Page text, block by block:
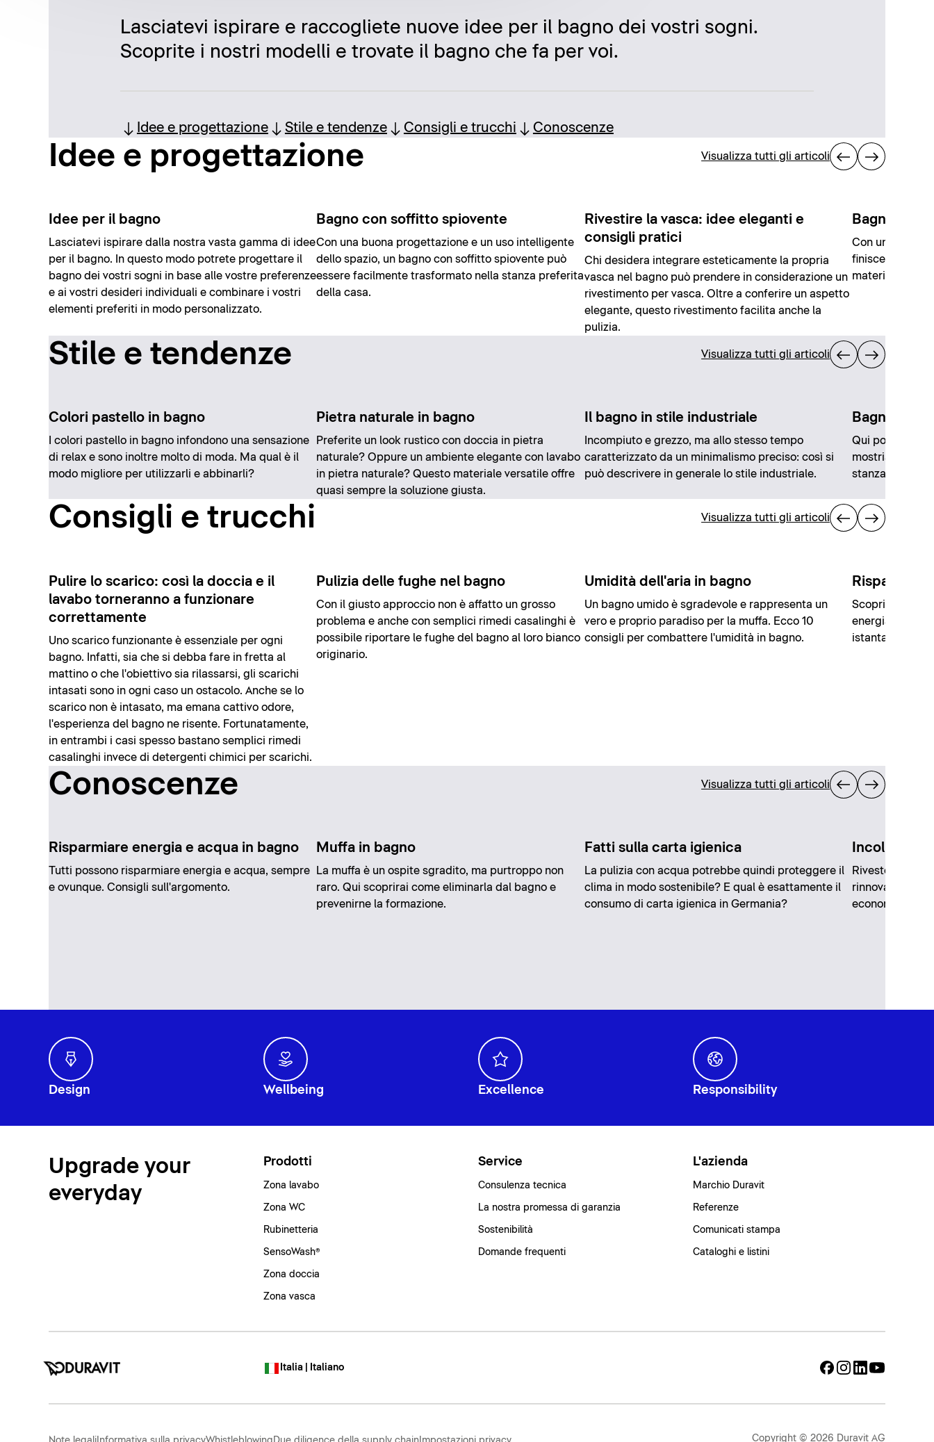
Lasciatevi ispirare e raccogliete nuove idee per il bagno dei vostri sogni.
Scoprite i nostri modelli e trovate il bagno che fa per voi.
Idee e progettazione Stile e tendenze Consigli e trucchi Conoscenze
Idee e progettazione Visualizza tutti gli articoli
Idee per il bagno
Lasciatevi ispirare dalla nostra vasta gamma di idee
per il bagno. In questo modo potrete progettare il
bagno dei vostri sogni in base alle vostre preferenze
e ai vostri desideri individuali e combinare i vostri
elementi preferiti in modo personalizzato.
Bagno con soffitto spiovente
Con una buona progettazione e un uso intelligente
dello spazio, un bagno con soffitto spiovente può
essere facilmente trasformato nella stanza preferita
della casa.
Rivestire la vasca: idee eleganti e
consigli pratici
Chi desidera integrare esteticamente la propria
vasca nel bagno può prendere in considerazione un
rivestimento per vasca. Oltre a conferire un aspetto
elegante, questo rivestimento facilita anche la
pulizia.
Bagno
Con un bagno
finisce
materiali e la
Stile e tendenze Visualizza tutti gli articoli
Colori pastello in bagno
I colori pastello in bagno infondono una sensazione
di relax e sono inoltre molto di moda. Ma qual è il
modo migliore per utilizzarli e abbinarli?
Pietra naturale in bagno
Preferite un look rustico con doccia in pietra
naturale? Oppure un ambiente elegante con lavabo
in pietra naturale? Questo materiale versatile offre
quasi sempre la soluzione giusta.
Il bagno in stile industriale
Incompiuto e grezzo, ma allo stesso tempo
caratterizzato da un minimalismo preciso: così si
può descrivere in generale lo stile industriale.
Bagno di
Qui potete
mostriamo
stanza
Consigli e trucchi Visualizza tutti gli articoli
Pulire lo scarico: così la doccia e il
lavabo torneranno a funzionare
correttamente
Uno scarico funzionante è essenziale per ogni
bagno. Infatti, sia che si debba fare in fretta al
mattino o che l'obiettivo sia rilassarsi, gli scarichi
intasati sono in ogni caso un ostacolo. Anche se lo
scarico non è intasato, ma emana cattivo odore,
l'esperienza del bagno ne risente. Fortunatamente,
in entrambi i casi spesso bastano semplici rimedi
casalinghi invece di detergenti chimici per scarichi.
Pulizia delle fughe nel bagno
Con il giusto approccio non è affatto un grosso
problema e anche con semplici rimedi casalinghi è
possibile riportare le fughe del bagno al loro bianco
originario.
Umidità dell'aria in bagno
Un bagno umido è sgradevole e rappresenta un
vero e proprio paradiso per la muffa. Ecco 10
consigli per combattere l'umidità in bagno.
Scoprite i
energia in
istantaneo.
Conoscenze Visualizza tutti gli articoli
Risparmiare energia e acqua in bagno
Tutti possono risparmiare energia e acqua, sempre
e ovunque. Consigli sull'argomento.
Muffa in bagno
La muffa è un ospite sgradito, ma purtroppo non
raro. Qui scoprirai come eliminarla dal bagno e
prevenirne la formazione.
Fatti sulla carta igienica
La pulizia con acqua potrebbe quindi proteggere il
clima in modo sostenibile? E qual è esattamente il
consumo di carta igienica in Germania?
Incollare le
Rivestendo le
rinnovare
economico e
Design Wellbeing Excellence Responsibility
Upgrade your
everyday
Prodotti
Zona lavabo
Zona WC
Rubinetteria
SensoWash®
Zona doccia
Zona vasca
Service
Consulenza tecnica
La nostra promessa di garanzia
Sostenibilità
Domande frequenti
L'azienda
Marchio Duravit
Referenze
Comunicati stampa
Cataloghi e listini
Italia | Italiano
Copyright © 2026 Duravit AG